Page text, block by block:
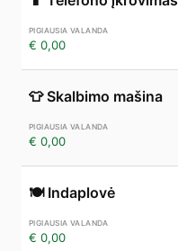
€ 0,00
👕 Skalbimo mašina
€ 0,00
🍽️ Indaplovė
€ 0,00